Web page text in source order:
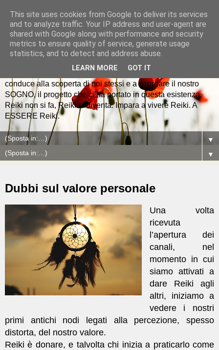
Io vivo REIKI
Reiki è la mappa dell'anima che giorno dopo giorno ci
conduce alla scoperta di noi stessi e a ricordare il nostro
SOGNO, il progetto che ci ha portato in questa esistenza.
Reiki non si fa, Reiki si diventa. Impara a vivere Reiki. A
ESSERE Reiki.
▼
▼
Dubbi sul valore personale
Una volta
ricevuta
l’apertura dei
canali, nel
momento in cui
siamo attivati a
dare Reiki agli
altri, iniziamo a
vedere i nostri
primi antichi nodi legati alla percezione, spesso
distorta, del nostro valore.
Reiki è donare, e talvolta chi inizia a praticarlo come
This site uses cookies from Google to deliver its services
and to analyze traffic. Your IP address and user-agent are
shared with Google along with performance and security
metrics to ensure quality of service, generate usage
statistics, and to detect and address abuse.
LEARN MORE GOT IT